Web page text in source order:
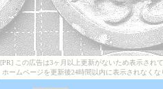
[PR] この広告は3ヶ月以上更新がないため表示され
ホームページを更新後24時間以内に表示されなくな